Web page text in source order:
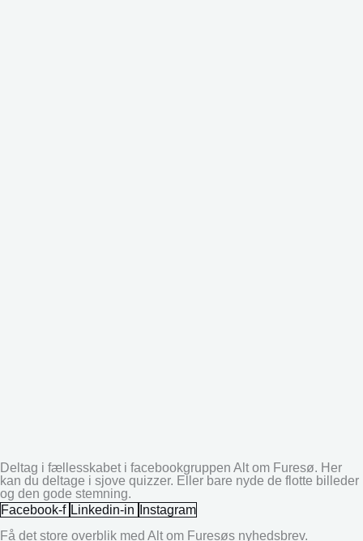
Deltag i fællesskabet i facebookgruppen Alt om Furesø. Her
kan du deltage i sjove quizzer. Eller bare nyde de flotte billeder
og den gode stemning.
Facebook-f Linkedin-in
Instagram
Få det store overblik med Alt om Furesøs nyhedsbrev.